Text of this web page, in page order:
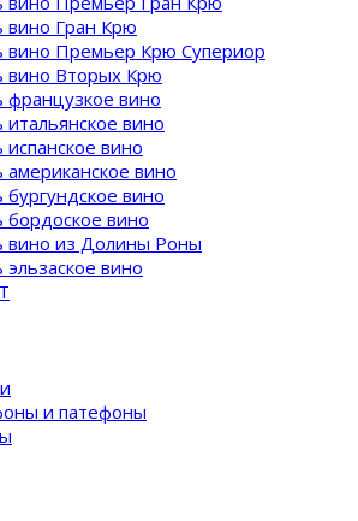
вино Гран Крю
вино Премьер Крю Супериор
вино Вторых Крю
французкое вино
вино
вино
вино
вино
бордоское вино
вино из Долины Роны
вино
и патефоны